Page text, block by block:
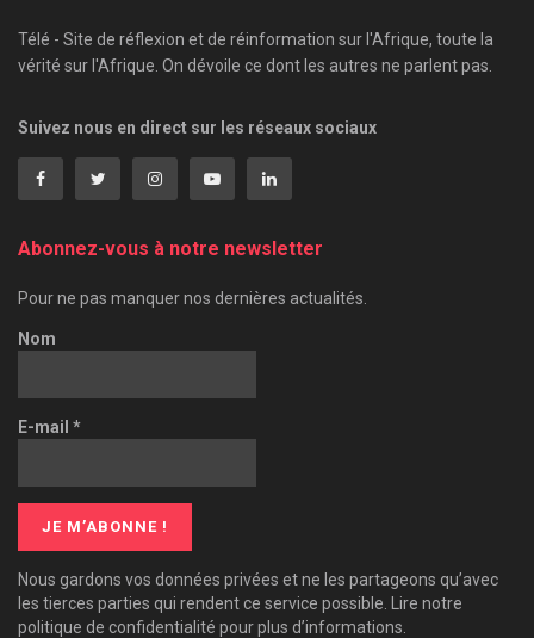
Télé - Site de réflexion et de réinformation sur l'Afrique, toute la
vérité sur l'Afrique. On dévoile ce dont les autres ne parlent pas.
Suivez nous en direct sur les réseaux sociaux
Abonnez-vous à notre newsletter
Pour ne pas manquer nos dernières actualités.
Nom
E-mail *
Nous gardons vos données privées et ne les partageons qu’avec
les tierces parties qui rendent ce service possible. Lire notre
politique de confidentialité pour plus d’informations.